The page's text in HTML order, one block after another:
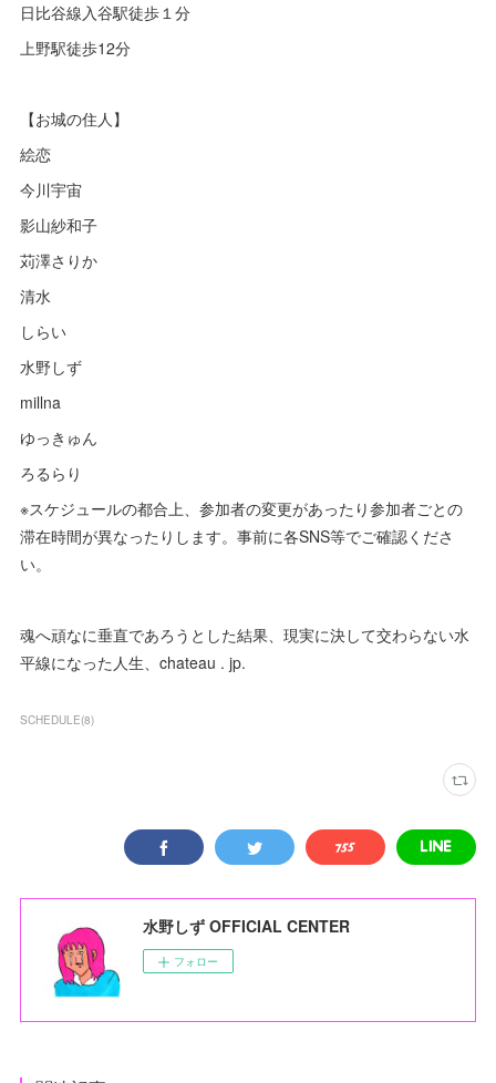
日比谷線入谷駅徒歩１分
上野駅徒歩12分
【お城の住人】
絵恋
今川宇宙
影山紗和子
苅澤さりか
清水
しらい
水野しず
millna
ゆっきゅん
ろるらり
※スケジュールの都合上、参加者の変更があったり参加者ごとの
滞在時間が異なったりします。事前に各SNS等でご確認くださ
い。
魂へ頑なに垂直であろうとした結果、現実に決して交わらない水
平線になった人生、chateau . jp.
SCHEDULE(8)
水野しず OFFICIAL CENTER
フォロー